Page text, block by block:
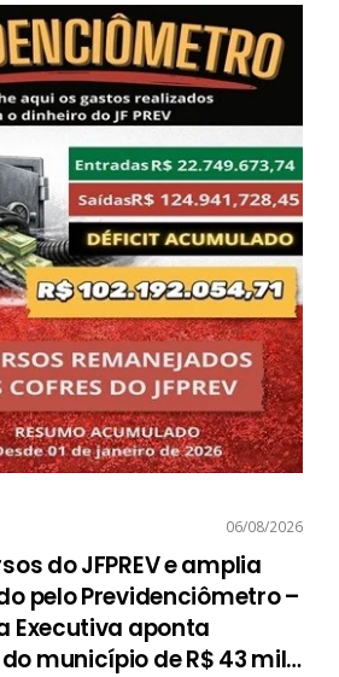
06/08/2026
do JFPREV e amplia
pelo Previdenciômetro –
Executiva aponta
município de R$ 43 mil…